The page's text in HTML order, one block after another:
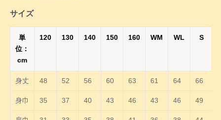
サイズ
単
位：
cm
120 130 140 150 160 WM WL S
身丈 48 52 56 60 63 61 64 66
身巾 35 37 40 43 46 43 46 49